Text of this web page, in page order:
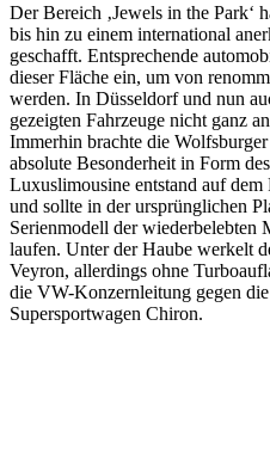
Der Bereich ‚Jewels in the Park‘
bis hin zu einem international
geschafft. Entsprechende
dieser Fläche ein, um von
werden. In Düsseldorf und nun
gezeigten Fahrzeuge nicht ganz
Immerhin brachte die
absolute Besonderheit in Form
Luxuslimousine entstand auf
und sollte in der ursprünglichen
Serienmodell der
laufen. Unter der Haube werkelt
Veyron, allerdings ohne
die VW-Konzernleitung gegen
Supersportwagen Chiron.